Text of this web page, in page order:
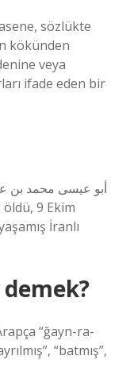
sözlükte
kökünden
veya
ifade eden bir
İranlı
“ğayn-ra-
“batmış”,